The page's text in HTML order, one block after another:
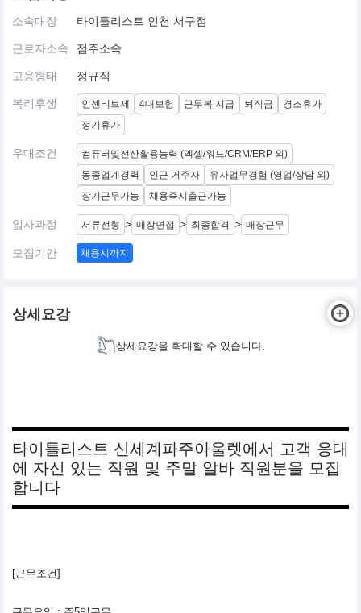
소속매장 타이틀리스트 인천 서구점
근로자소속 점주소속
고용형태 정규직
복리후생 인센티브제 4대보험 근무복 지급 퇴직금
경조휴가
정기휴가
우대조건
컴퓨터및전산활용능력 (엑셀/워드/CRM/ERP 외)
동종업계경력
인근 거주자
유사업무경험 (영업/상담 외)
장기근무가능
채용즉시출근가능
입사과정 서류전형 > 매장면접 > 최종합격 > 매장근무
모집기간 채용시까지
상세요강
상세요강을 확대할 수 있습니다.
타이틀리스트 신세계파주아울렛에서 고객 응대
에 자신 있는 직원 및 주말 알바 직원분을 모집
합니다
[근무조건]